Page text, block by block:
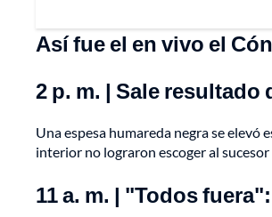
Así fue el en vivo el
2 p. m. | Sale
Una espesa humareda negra se elevó
interior no lograron escoger al
11 a. m. | "Todos